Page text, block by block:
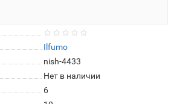
Ilfumo
nish-4433
Нет в наличии
6